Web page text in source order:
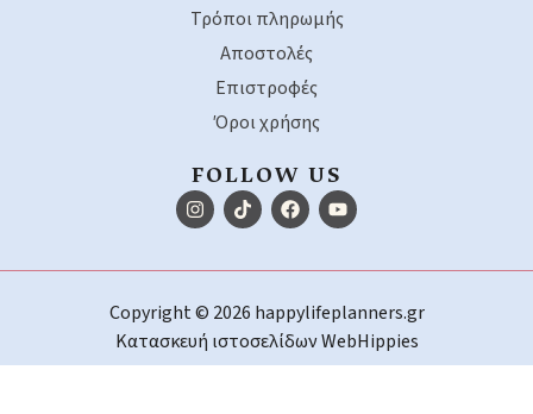
Τρόποι πληρωμής
Αποστολές
Επιστροφές
Όροι χρήσης
FOLLOW US
Copyright © 2026 happylifeplanners.gr
Κατασκευή ιστοσελίδωνWebHippies